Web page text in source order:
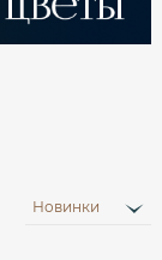
Новинки